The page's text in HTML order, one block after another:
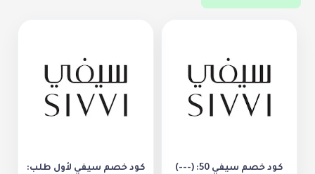
كود خصم سيفي 50: (---)
كود خصم سيفي لأول طلب: